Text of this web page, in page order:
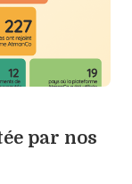
par nos